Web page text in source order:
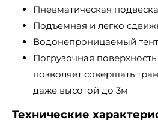
Пневматическая подвеска
Подъемная и легко
Водонепроницаемый тент
Погрузочная
позволяет совершать
даже высотой до 3м
Технические